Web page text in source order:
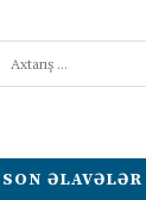
SON ƏLAVƏLƏR